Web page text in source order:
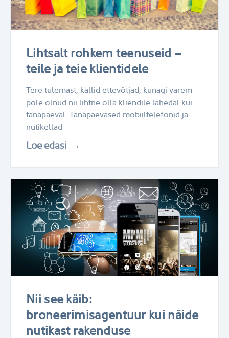
Lihtsalt rohkem teenuseid –
teile ja teie klientidele
Tere tulemast, kallid ettevõtjad, kunagi varem
pole olnud nii lihtne olla kliendile lähedal kui
tänapäeval. Tänapäevased mobiiltelefonid ja
nutikellad
Loe edasi
Nii see käib:
broneerimisagentuur kui näide
nutikast rakenduse